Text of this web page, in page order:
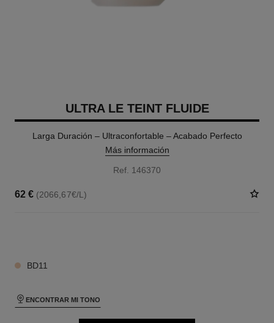
ULTRA LE TEINT FLUIDE
Larga Duración – Ultraconfortable – Acabado Perfecto
Más información
Ref. 146370
62 € (2066,67€/L)
BD11
ENCONTRAR MI TONO